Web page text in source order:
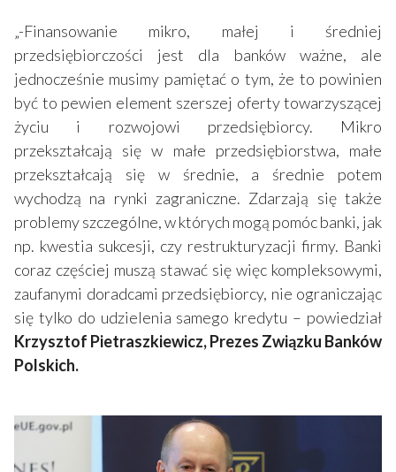
„-Finansowanie mikro, małej i średniej
przedsiębiorczości jest dla banków ważne, ale
jednocześnie musimy pamiętać o tym, że to powinien
być to pewien element szerszej oferty towarzyszącej
życiu i rozwojowi przedsiębiorcy. Mikro
przekształcają się w małe przedsiębiorstwa, małe
przekształcają się w średnie, a średnie potem
wychodzą na rynki zagraniczne. Zdarzają się także
problemy szczególne, w których mogą pomóc banki, jak
np. kwestia sukcesji, czy restrukturyzacji firmy. Banki
coraz częściej muszą stawać się więc kompleksowymi,
zaufanymi doradcami przedsiębiorcy, nie ograniczając
się tylko do udzielenia samego kredytu – powiedział
Krzysztof Pietraszkiewicz, Prezes Związku Banków
Polskich.